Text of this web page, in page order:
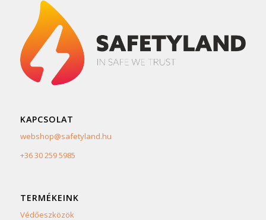
KAPCSOLAT
webshop@safetyland.hu
+36 30 259 5985
TERMÉKEINK
Védőeszközök